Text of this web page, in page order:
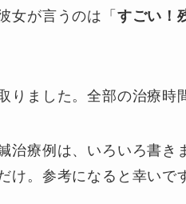
女が言うのは「 すごい！
りました。全部の治療時
治療例は、いろいろ書き
け。参考になると幸いで